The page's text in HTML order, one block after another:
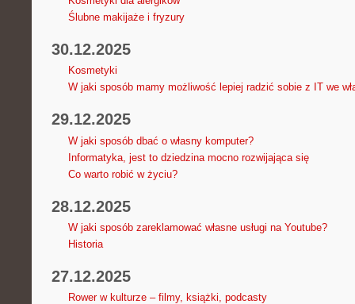
Ślubne makijaże i fryzury
30.12.2025
Kosmetyki
W jaki sposób mamy możliwość lepiej radzić sobie z IT we
29.12.2025
W jaki sposób dbać o własny komputer?
Informatyka, jest to dziedzina mocno rozwijająca się
Co warto robić w życiu?
28.12.2025
W jaki sposób zareklamować własne usługi na Youtube?
Historia
27.12.2025
Rower w kulturze – filmy, książki, podcasty